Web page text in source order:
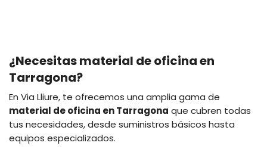
¿Necesitas material de oficina en
Tarragona?
En Via Lliure, te ofrecemos una amplia gama de
material de oficina en Tarragona que cubren todas
tus necesidades, desde suministros básicos hasta
equipos especializados.